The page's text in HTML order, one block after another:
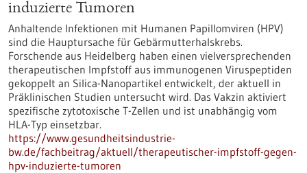
induzierte Tumoren
Anhaltende Infektionen mit Humanen Papillomviren (HPV)
sind die Hauptursache für Gebärmutterhalskrebs.
Forschende aus Heidelberg haben einen vielversprechenden
therapeutischen Impfstoff aus immunogenen Viruspeptiden
gekoppelt an Silica-Nanopartikel entwickelt, der aktuell in
Präklinischen Studien untersucht wird. Das Vakzin aktiviert
spezifische zytotoxische T-Zellen und ist unabhängig vom
HLA-Typ einsetzbar.
https://www.gesundheitsindustrie-
bw.de/fachbeitrag/aktuell/therapeutischer-impfstoff-gegen-
hpv-induzierte-tumoren